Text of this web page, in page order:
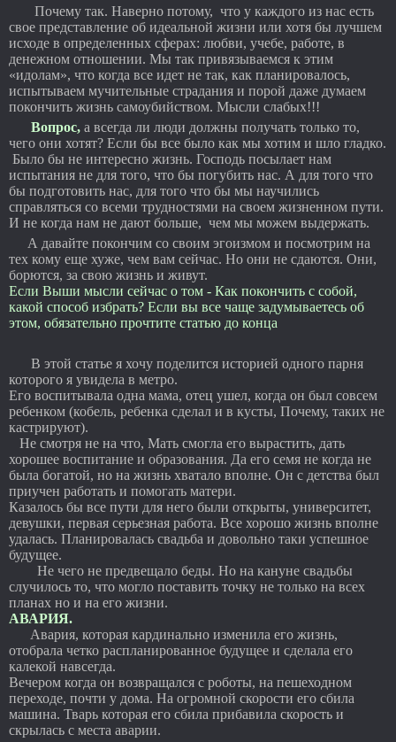
Почему так. Наверно потому, что у каждого из нас есть
свое представление об идеальной жизни или хотя бы лучшем
исходе в определенных сферах: любви, учебе, работе, в
денежном отношении. Мы так привязываемся к этим
«идолам», что когда все идет не так, как планировалось,
испытываем мучительные страдания и порой даже думаем
покончить жизнь самоубийством. Мысли слабых!!!
Вопрос, а всегда ли люди должны получать только то,
чего они хотят? Если бы все было как мы хотим и шло гладко.
Было бы не интересно жизнь. Господь посылает нам
испытания не для того, что бы погубить нас. А для того что
бы подготовить нас, для того что бы мы научились
справляться со всеми трудностями на своем жизненном пути.
И не когда нам не дают больше, чем мы можем выдержать.
А давайте покончим со своим эгоизмом и посмотрим на
тех кому еще хуже, чем вам сейчас. Но они не сдаются. Они,
борются, за свою жизнь и живут.
Если Выши мысли сейчас о том - Как покончить с собой,
какой способ избрать? Если вы все чаще задумываетесь об
этом, обязательно прочтите статью до конца
В этой статье я хочу поделится историей одного парня
которого я увидела в метро.
Его воспитывала одна мама, отец ушел, когда он был совсем
ребенком (кобель, ребенка сделал и в кусты, Почему, таких не
кастрируют).
Не смотря не на что, Мать смогла его вырастить, дать
хорошее воспитание и образования. Да его семя не когда не
была богатой, но на жизнь хватало вполне. Он с детства был
приучен работать и помогать матери.
Казалось бы все пути для него были открыты, университет,
девушки, первая серьезная работа. Все хорошо жизнь вполне
удалась. Планировалась свадьба и довольно таки успешное
будущее.
Не чего не предвещало беды. Но на кануне свадьбы
случилось то, что могло поставить точку не только на всех
планах но и на его жизни.
АВАРИЯ.
Авария, которая кардинально изменила его жизнь,
отобрала четко распланированное будущее и сделала его
калекой навсегда.
Вечером когда он возвращался с роботы, на пешеходном
переходе, почти у дома. На огромной скорости его сбила
машина. Тварь которая его сбила прибавила скорость и
скрылась с места аварии.